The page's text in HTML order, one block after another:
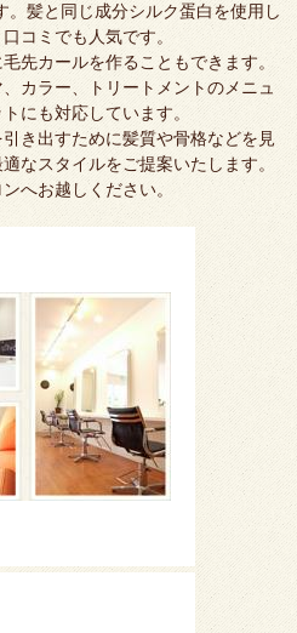
。髪と同じ成分シルク蛋白を使用し
コミでも人気です。
先カールを作ることもできます。
カラー、トリートメントのメニュ
にも対応しています。
き出すために髪質や骨格などを見
なスタイルをご提案いたします。
へお越しください。